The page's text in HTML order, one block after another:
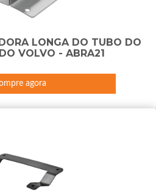
LONGA DO TUBO DO
VOLVO - ABRA21
agora